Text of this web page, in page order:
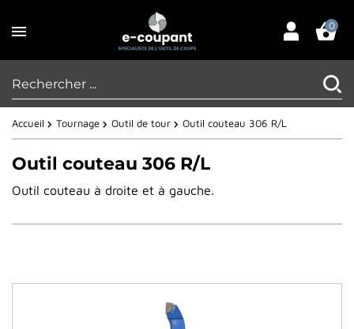
0
Accueil Tournage Outil de tour Outil couteau 306 R/L
Outil couteau 306 R/L
Outil couteau à droite et à gauche.